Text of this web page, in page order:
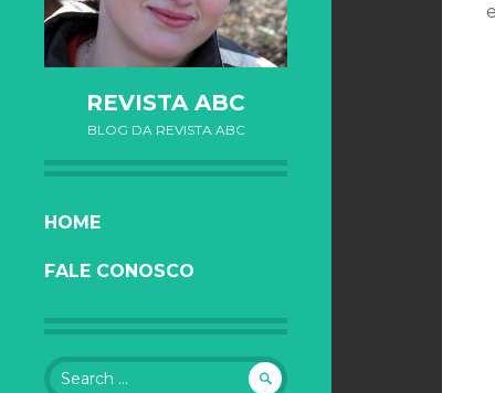
REVISTA ABC
BLOG DA REVISTA ABC
SKIP TO CONTENT
HOME
FALE CONOSCO
Search for: